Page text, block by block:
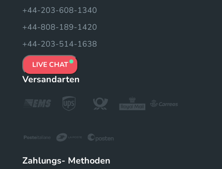
+44-203-608-1340
+44-808-189-1420
+44-203-514-1638
LIVE CHAT
Versandarten
Zahlungs- Methoden